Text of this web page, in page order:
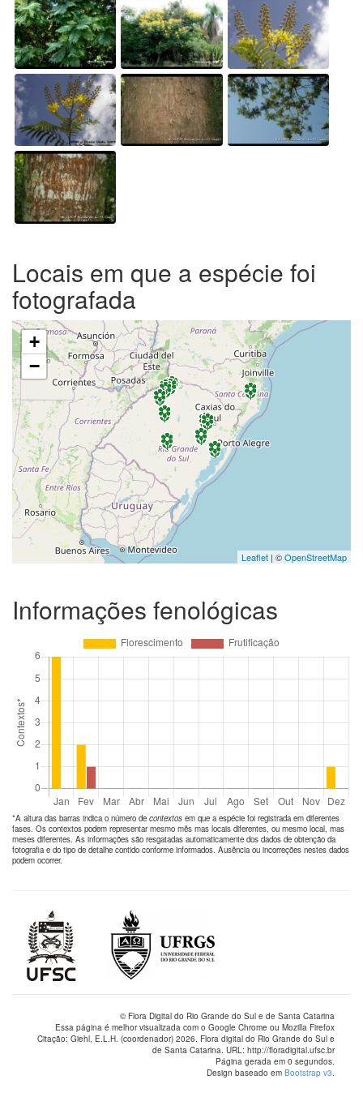
Locais em que a espécie foi
fotografada
+
−
Leaflet | ©OpenStreetMap
Informações fenológicas
*A altura das barras indica o número de contextos em que a espécie foi registrada em diferentes
fases. Os contextos podem representar mesmo mês mas locais diferentes, ou mesmo local, mas
meses diferentes. As informações são resgatadas automaticamente dos dados de obtenção da
fotografia e do tipo de detalhe contido conforme informados. Ausência ou incorreções nestes dados
podem ocorrer.
© Flora Digital do Rio Grande do Sul e de Santa Catarina
Essa página é melhor visualizada com o Google Chrome ou Mozilla Firefox
Citação: Giehl, E.L.H. (coordenador) 2026. Flora digital do Rio Grande do Sul e
de Santa Catarina. URL: http://floradigital.ufsc.br
Página gerada em 0 segundos.
Design baseado em Bootstrap v3.